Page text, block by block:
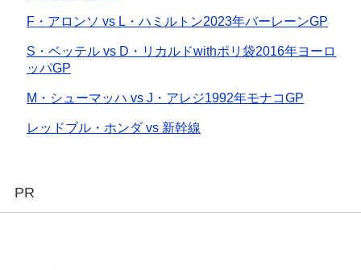
F・アロンソ vs L・ハミルトン2023年バーレーンGP
S・ベッテル vs D・リカルドwithポリ袋2016年ヨーロ
ッパGP
M・シューマッハ vs J・アレジ1992年モナコGP
レッドブル・ホンダ vs 新幹線
PR